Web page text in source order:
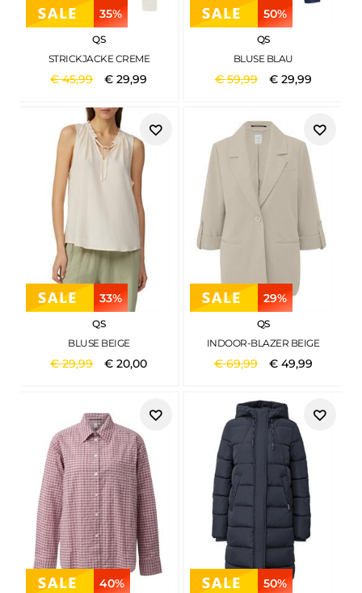
35%
QS
STRICKJACKE CREME
€45,99 €29,99
50%
QS
BLUSE BLAU
€59,99 € 29,99
33%
QS
BLUSE BEIGE
€29,99 €20,00
29%
QS
INDOOR-BLAZER BEIGE
€69,99 € 49,99
40% 50%